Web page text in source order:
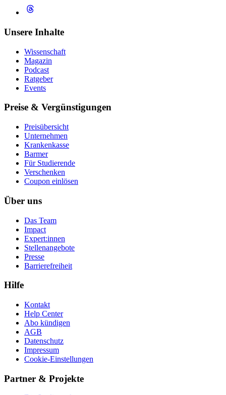
Unsere Inhalte
Wissenschaft
Magazin
Podcast
Ratgeber
Events
Preise & Vergünstigungen
Preisübersicht
Unternehmen
Krankenkasse
Barmer
Für Studierende
Ver­schen­ken
Coupon einlösen
Über uns
Das Team
Impact
Expert:innen
Stellenangebote
Presse
Barrierefreiheit
Hilfe
Kontakt
Help Center
Abo kündigen
AGB
Datenschutz
Impressum
Cookie-Einstellungen
Partner & Projekte